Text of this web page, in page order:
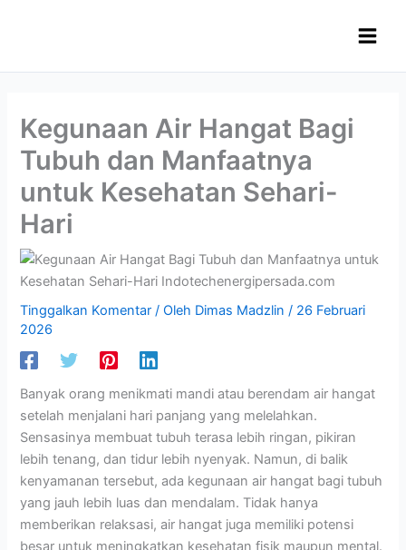
Kegunaan Air Hangat Bagi
Tubuh dan Manfaatnya
untuk Kesehatan Sehari-
Hari
Tinggalkan Komentar / Oleh Dimas Madzlin/ 26 Februari
2026
Banyak orang menikmati mandi atau berendam air hangat
setelah menjalani hari panjang yang melelahkan.
Sensasinya membuat tubuh terasa lebih ringan, pikiran
lebih tenang, dan tidur lebih nyenyak. Namun, di balik
kenyamanan tersebut, ada kegunaan air hangat bagi tubuh
yang jauh lebih luas dan mendalam. Tidak hanya
memberikan relaksasi, air hangat juga memiliki potensi
besar untuk meningkatkan kesehatan fisik maupun mental.